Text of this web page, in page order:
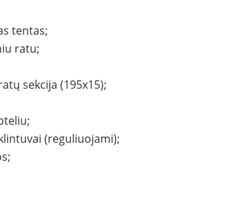
tentas;
ratu;
sekcija (195x15);
(reguliuojami);